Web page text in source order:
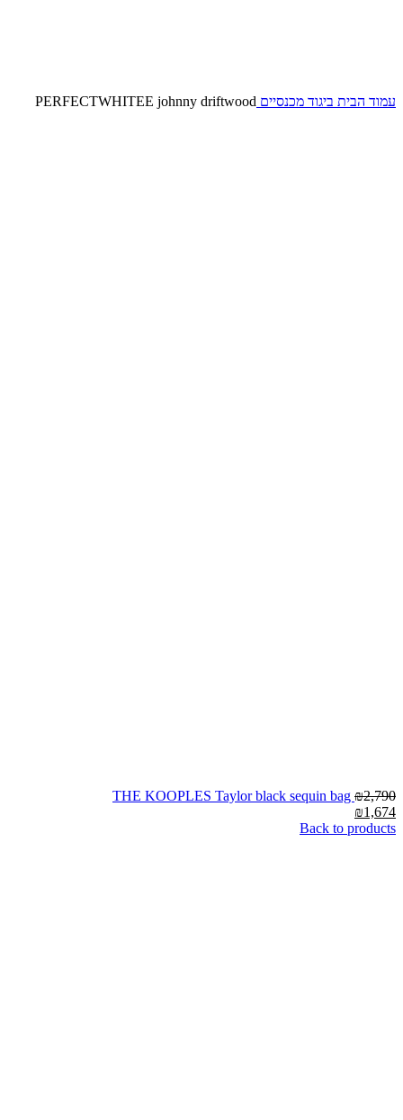
עמוד הבית ביגוד מכנסיים PERFECTWHITEE johnny driftwood
THE KOOPLES Taylor black sequin bag ₪2,790
₪1,674
Back to products